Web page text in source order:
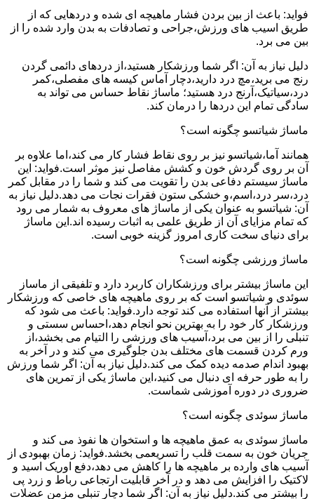
فواید: باعث از بین بردن فشار ماهیچه ای شده و دردهایی که از
طریق اسیب های ورزش،جراحی و تصادفات به بدن وارد شده را از
بین می برد.
دلیل نیاز به آن: اگر شما ورزشکار هستید،از دردهای دائمی گردن
رنج می برید،مچ درد دارید،دچار آماس کیسه های مفصلی،کمر
درد،سیاتیک،آرنج درد هستید؛ ماساژ نقاط حساس می تواند به
سادگی تمام این دردها را درمان کند.
ماساژ شیاتسو چگونه است؟
همانند آما،شیاتسو نیز بر روی نقاط فشار کار می کند،اما علاوه بر
آن بر روی گردش خون و کشش مفاصل نیز موثر است.فواید: این
ماساژ سیستم دفاعی بدن را تقویت می کند و شما را در مقابل کمر
درد،سر درد،اسم،و خشکی ستون فقرات نجات می دهد.دلیل نیاز به
آن: شیاتسو به عنوان یکی از ماساژ های معروف به شمار می رود
که تمام مزایای آن از طریق علمی به اثبات رسیده اند.این ماساژ
برای دنیای سخت کاری امروز گزینه خوبی است.
ماساژ ورزشی چگونه است؟
این ماساژ بیشتر برای ورزشکاران کاربرد دارد و تلفیقی از ماساز
سوئدی و شیاتسو است که بر روی ماهیچه های خاصی که ورزشکار
بیشتر از آنها استفاده می کند توجه دارد.فواید: باعث می شود که
ورزشکار کار خود را به بهترین نحو انجام دهد،احساس سستی و
تنبلی را از بین می برد،آسیب های ورزشی را التیام می بخشد،از
ورم کردن قسمت های مختلف بدن جلوگیری می کند و در آخر به
بهبود اندام صدمه دیده کمک می کند.دلیل نیاز به آن: اگر شما ورزش
را به طور حرفه ای دنبال می کنید،این ماساژ یکی از تمرین های
ضروری در دوره آموزشی شماست.
ماساژ سوئدی چگونه است؟
ماساژ سوئدی به عمق ماهیچه ها و استخوان ها نفوذ می کند و
جریان خون به سمت قلب را تسریعمی بخشد.فواید: زمان بهبودی از
آسیب های وارده بر ماهیچه ها را کاهش می دهد،دفع اوریک اسید و
لاکتیک را افزایش می دهد و در آخر قابلیت ارتجاعی رباط و زرد پی
را بیشتر می کند.دلیل نیاز به آن: اگر شما دچار تنبلی مزمن عضلات